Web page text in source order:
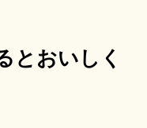
とおいしく